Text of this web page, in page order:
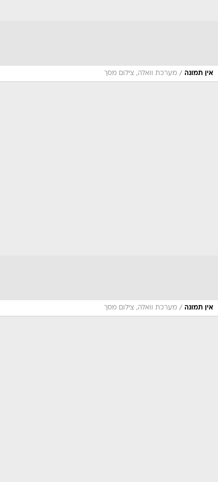
אין תמונה / מערכת וואלה, צילום מסך
אין תמונה / מערכת וואלה, צילום מסך